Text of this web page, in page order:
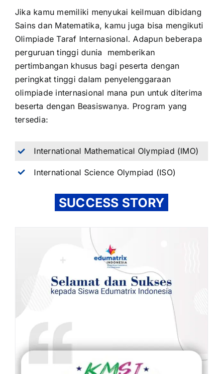
Jika kamu memiliki menyukai keilmuan dibidang
Sains dan Matematika, kamu juga bisa mengikuti
Olimpiade Taraf Internasional. Adapun beberapa
perguruan tinggi dunia memberikan
pertimbangan khusus bagi peserta dengan
peringkat tinggi dalam penyelenggaraan
olimpiade internasional mana pun untuk diterima
beserta dengan Beasiswanya. Program yang
tersedia:
International Mathematical Olympiad (IMO)
International Science Olympiad (ISO)
SUCCESS STORY